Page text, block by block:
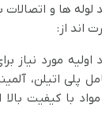
ها و اتصالات
اند از:
اولیه مورد نیاز
پلی اتیلن،
با کیفیت بالا